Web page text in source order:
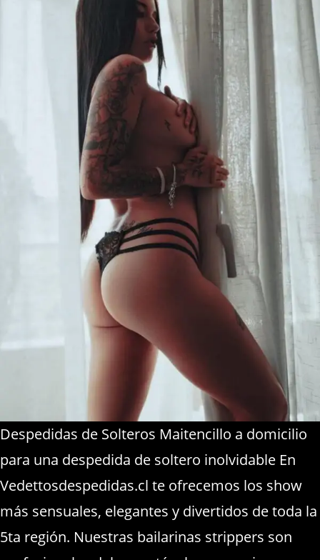
Despedidas de Solteros Maitencillo a domicilio
para una despedida de soltero inolvidable En
Vedettosdespedidas.cl te ofrecemos los show
más sensuales, elegantes y divertidos de toda la
5ta región. Nuestras bailarinas strippers son